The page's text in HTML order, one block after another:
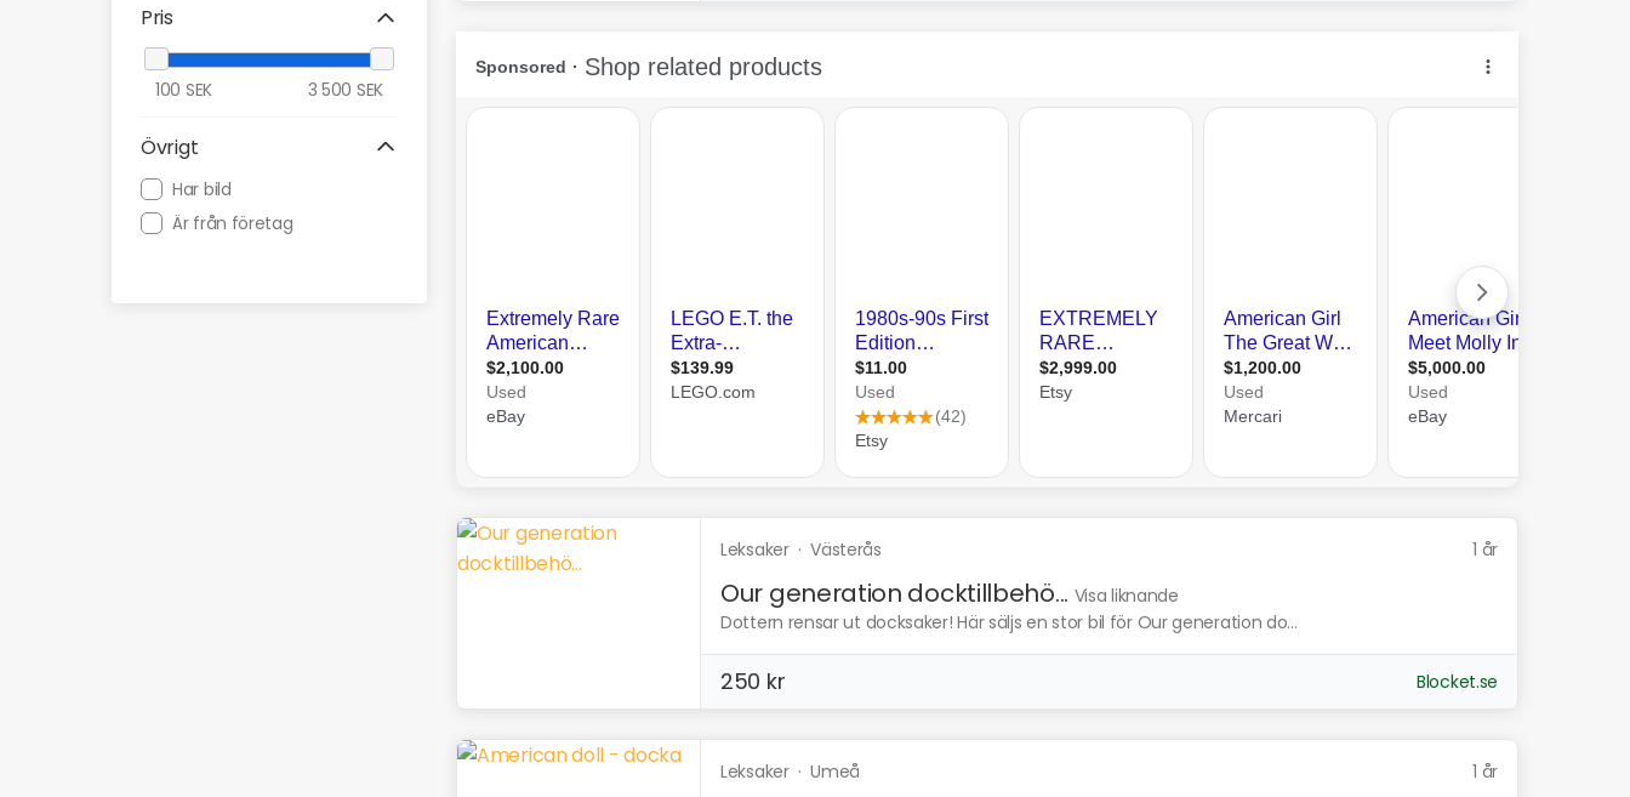
Pris
100 SEK 3 500 SEK
Övrigt
Har bild
Är från företag
Leksaker·Västerås 1 år
Our generation docktillbehö... Visa liknande
Dottern rensar ut docksaker! Här säljs en stor bil för Our generation do...
250 kr Blocket.se
Leksaker·Umeå 1 år